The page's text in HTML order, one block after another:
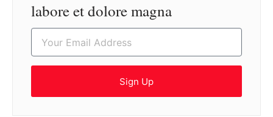
labore et dolore magna
Sign Up